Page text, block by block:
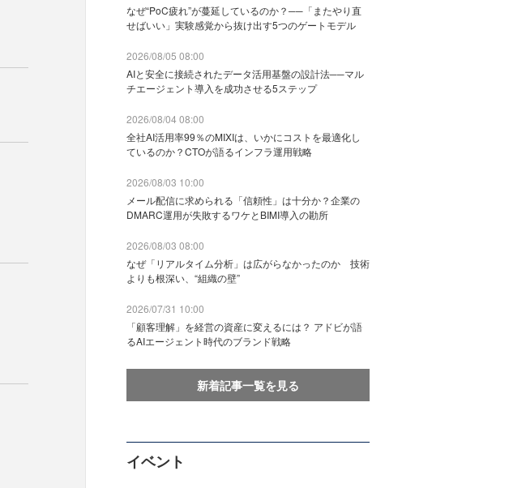
なぜ“PoC疲れ”が蔓延しているのか？──「またやり直
せばいい」実験感覚から抜け出す5つのゲートモデル
2026/08/05 08:00
AIと安全に接続されたデータ活用基盤の設計法──マル
チエージェント導入を成功させる5ステップ
2026/08/04 08:00
全社AI活用率99％のMIXIは、いかにコストを最適化し
ているのか？CTOが語るインフラ運用戦略
2026/08/03 10:00
メール配信に求められる「信頼性」は十分か？企業の
DMARC運用が失敗するワケとBIMI導入の勘所
2026/08/03 08:00
なぜ「リアルタイム分析」は広がらなかったのか 技術
よりも根深い、“組織の壁”
2026/07/31 10:00
「顧客理解」を経営の資産に変えるには？ アドビが語
るAIエージェント時代のブランド戦略
新着記事一覧を見る
イベント